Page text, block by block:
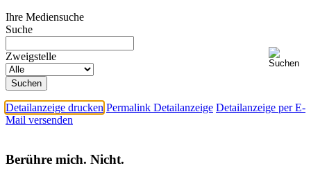
Ihre Mediensuche
Suche
Zweigstelle
Detailanzeige drucken Permalink Detailanzeige Detailanzeige per E-
Mail versenden
Berühre mich. Nicht.